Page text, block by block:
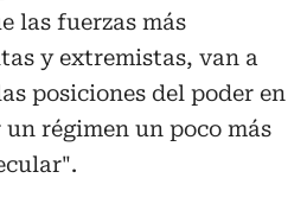
las fuerzas más
y extremistas, van a
posiciones del poder en
régimen un poco más